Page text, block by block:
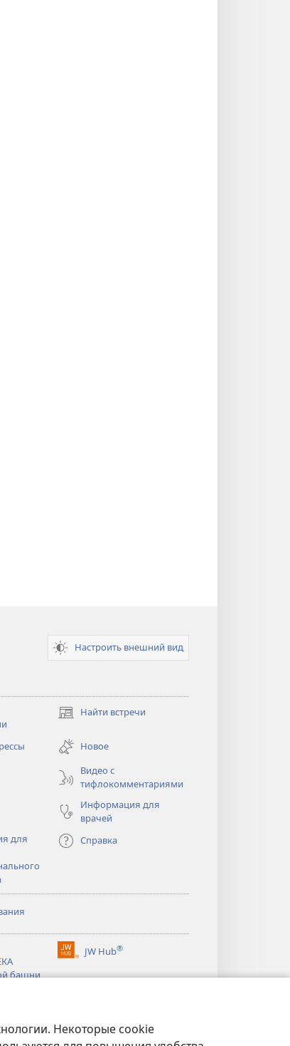
Некоторые cookie
Настроить внешний вид
Найти встречи
(открывается
новомНовое
Видео с
тифлокомментариями
Информация для
врачей
для
Справка
башни
JW Hub®
(открывается